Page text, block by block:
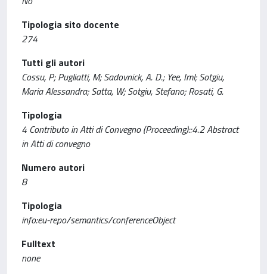
Tipologia sito docente
274
Tutti gli autori
Cossu, P; Pugliatti, M; Sadovnick, A. D.; Yee, Iml; Sotgiu,
Maria Alessandra; Satta, W; Sotgiu, Stefano; Rosati, G.
Tipologia
4 Contributo in Atti di Convegno (Proceeding)::4.2 Abstract
in Atti di convegno
Numero autori
8
Tipologia
info:eu-repo/semantics/conferenceObject
Fulltext
none